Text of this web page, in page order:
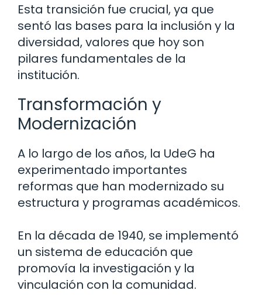
Esta transición fue crucial, ya que
sentó las bases para la inclusión y la
diversidad, valores que hoy son
pilares fundamentales de la
institución.
Transformación y
Modernización
A lo largo de los años, la UdeG ha
experimentado importantes
reformas que han modernizado su
estructura y programas académicos.
En la década de 1940, se implementó
un sistema de educación que
promovía la investigación y la
vinculación con la comunidad.